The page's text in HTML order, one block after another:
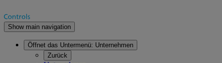
Show main navigation
Öffnet das Untermenü: Unternehmen
Zurück